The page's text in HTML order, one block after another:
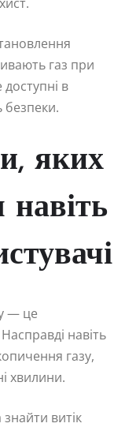
газ при
в
безпеки.
яких
навіть
— це
навіть
газу,
хвилини.
витік